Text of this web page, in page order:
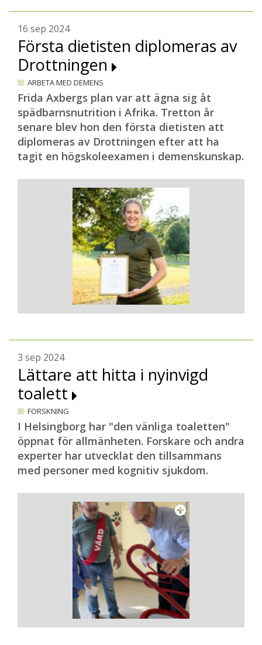
16 sep 2024
Första dietisten diplomeras av
Drottningen
ARBETA MED DEMENS
Frida Axbergs plan var att ägna sig åt
spädbarnsnutrition i Afrika. Tretton år
senare blev hon den första dietisten att
diplomeras av Drottningen efter att ha
tagit en högskoleexamen i demenskunskap.
3 sep 2024
Lättare att hitta i nyinvigd
toalett
FORSKNING
I Helsingborg har "den vänliga toaletten"
öppnat för allmänheten. Forskare och andra
experter har utvecklat den tillsammans
med personer med kognitiv sjukdom.